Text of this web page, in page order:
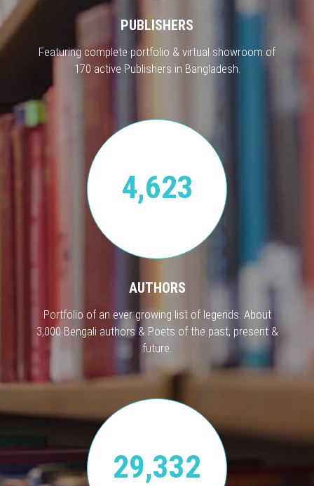
PUBLISHERS
Featuring complete portfolio & virtual showroom of
170 active Publishers in Bangladesh.
4,623
AUTHORS
Portfolio of an ever growing list of legends. About
3,000 Bengali authors & Poets of the past, present &
future.
29,332